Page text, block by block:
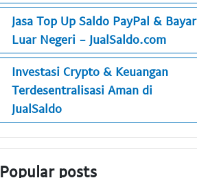
Jasa Top Up Saldo PayPal & Bayar
Luar Negeri - JualSaldo.com
Investasi Crypto & Keuangan
Terdesentralisasi Aman di
JualSaldo
Popular posts